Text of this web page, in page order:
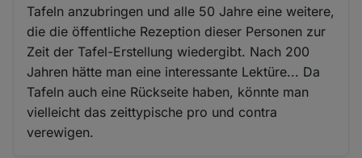
Tafeln anzubringen und alle 50 Jahre eine weitere,
die die öffentliche Rezeption dieser Personen zur
Zeit der Tafel-Erstellung wiedergibt. Nach 200
Jahren hätte man eine interessante Lektüre... Da
Tafeln auch eine Rückseite haben, könnte man
vielleicht das zeittypische pro und contra
verewigen.